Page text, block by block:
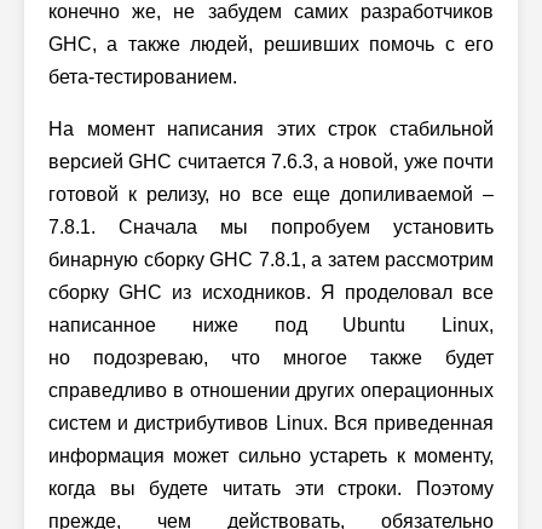
конечно же, не забудем самих разработчиков
GHC, а также людей, решивших помочь с его
бета-тестированием.
На момент написания этих строк стабильной
версией GHC считается 7.6.3, а новой, уже почти
готовой к релизу, но все еще допиливаемой –
7.8.1. Сначала мы попробуем установить
бинарную сборку GHC 7.8.1, а затем рассмотрим
сборку GHC из исходников. Я проделовал все
написанное ниже под Ubuntu Linux,
но подозреваю, что многое также будет
справедливо в отношении других операционных
систем и дистрибутивов Linux. Вся приведенная
информация может сильно устареть к моменту,
когда вы будете читать эти строки. Поэтому
прежде, чем действовать, обязательно